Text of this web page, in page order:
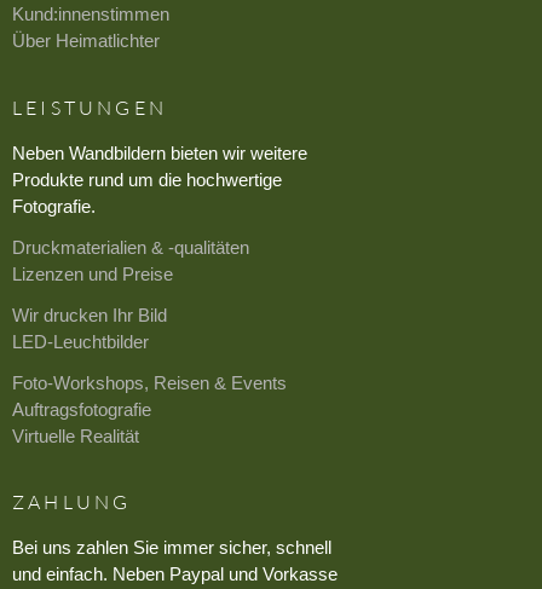
Kund:innenstimmen
Über Heimatlichter
LEISTUNGEN
Neben Wandbildern bieten wir weitere
Produkte rund um die hochwertige
Fotografie.
Druckmaterialien & -qualitäten
Lizenzen und Preise
Wir drucken Ihr Bild
LED-Leuchtbilder
Foto-Workshops, Reisen & Events
Auftragsfotografie
Virtuelle Realität
ZAHLUNG
Bei uns zahlen Sie immer sicher, schnell
und einfach. Neben Paypal und Vorkasse